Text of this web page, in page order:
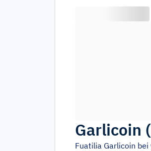
Garlicoin (
Fuatilia Garlicoin bei